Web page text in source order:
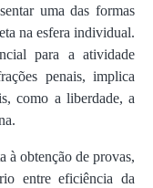
uma das formas
na esfera individual.
para a atividade
penais, implica
como a liberdade, a
à obtenção de provas,
entre eficiência da